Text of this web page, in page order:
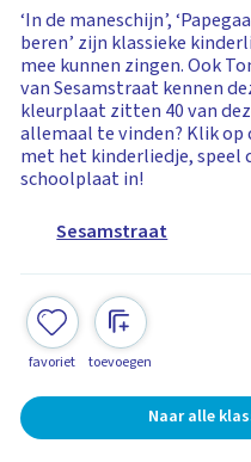
‘In de maneschijn’,
beren’ zijn klassieke
mee kunnen zingen. Ook
van Sesamstraat kennen
kleurplaat zitten 40 van
allemaal te vinden? Klik op
met het kinderliedje, speel
schoolplaat in!
Sesamstraat
favoriet toevoegen
Naar alle